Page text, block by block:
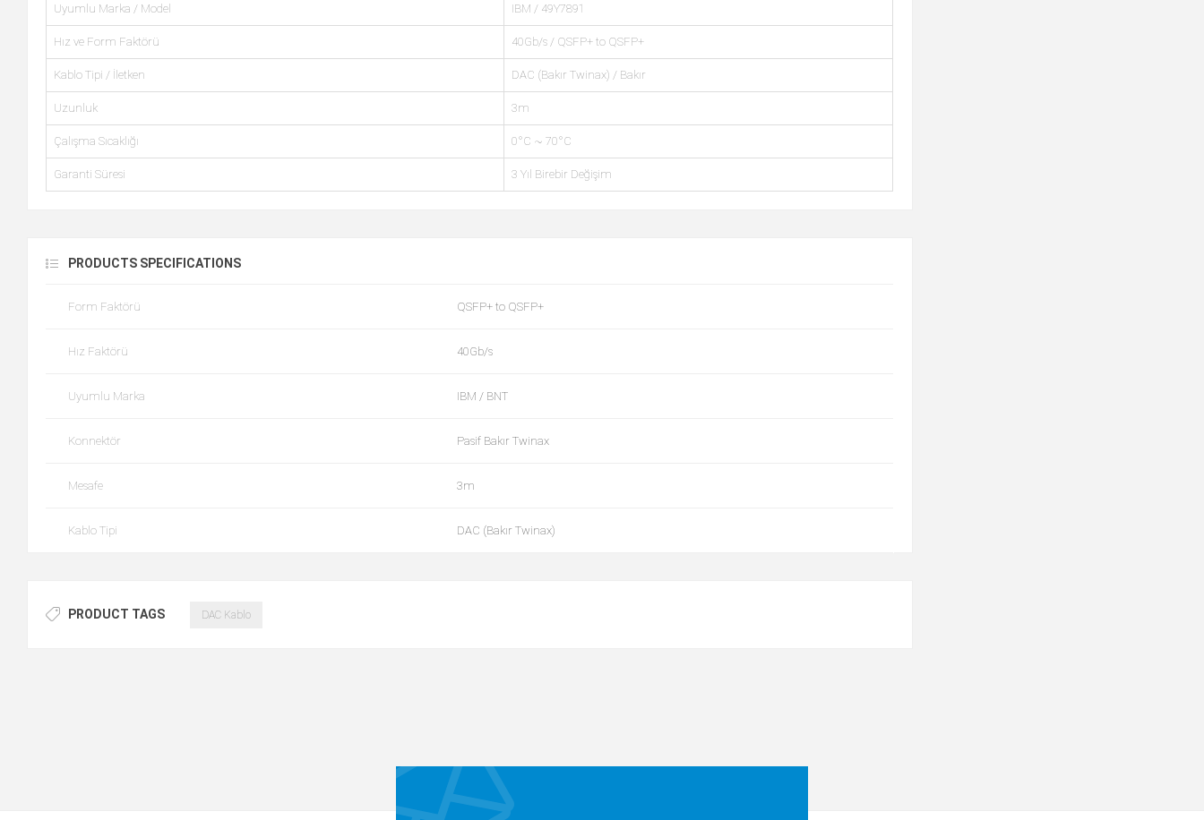
Uyumlu Marka / Model IBM / 49Y7891
Hız ve Form Faktörü 40Gb/s / QSFP+ to QSFP+
Kablo Tipi / İletken DAC (Bakır Twinax) / Bakır
Uzunluk 3m
Çalışma Sıcaklığı 0°C ~ 70°C
Garanti Süresi 3 Yıl Birebir Değişim
PRODUCTS SPECIFICATIONS
Form Faktörü QSFP+ to QSFP+
Hız Faktörü 40Gb/s
Uyumlu Marka IBM / BNT
Konnektör Pasif Bakır Twinax
Mesafe 3m
Kablo Tipi DAC (Bakır Twinax)
PRODUCT TAGS DAC Kablo